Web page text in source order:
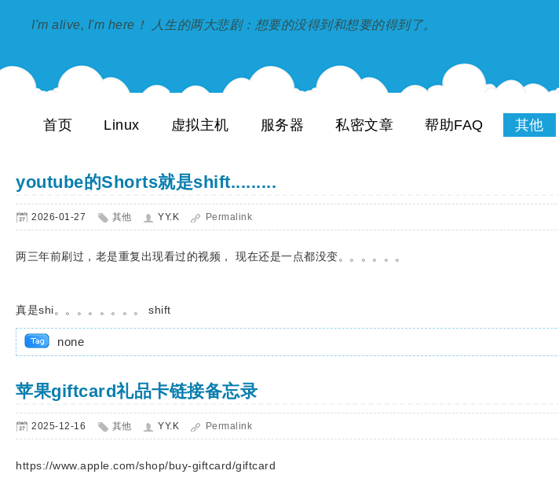
I'm alive, I'm here！ 人生的两大悲剧：想要的没得到和想要的得到了。
首页 Linux 虚拟主机 服务器 私密文章 帮助FAQ 其他
youtube的Shorts就是shift.........
2026-01-27 其他 YY.K Permalink
两三年前刷过，老是重复出现看过的视频， 现在还是一点都没变。。。。。。
真是shi。。。。。。。。 shift
none
苹果giftcard礼品卡链接备忘录
2025-12-16 其他 YY.K Permalink
https://www.apple.com/shop/buy-giftcard/giftcard